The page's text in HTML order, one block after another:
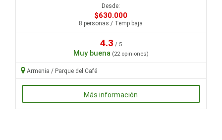
Desde:
$630.000
8 personas / Temp baja
4.3 / 5
Muy buena(22 opiniones)
Armenia / Parque del Café
Más información